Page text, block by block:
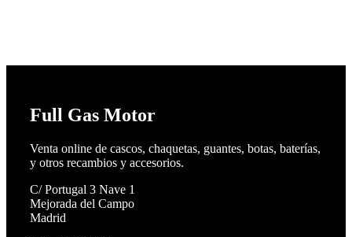
Full Gas Motor
Venta online de cascos, chaquetas, guantes, botas, baterías,
y otros recambios y accesorios.
C/ Portugal 3 Nave 1
Mejorada del Campo
Madrid